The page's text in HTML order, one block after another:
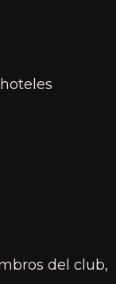
del club,